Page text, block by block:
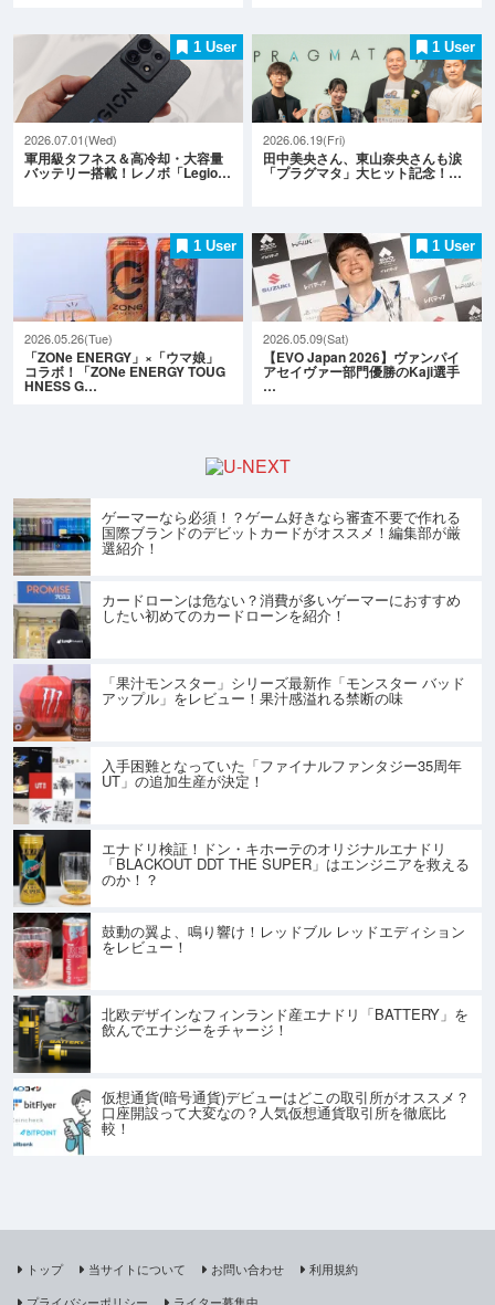
1 User
2026.07.01(Wed)
軍用級タフネス＆高冷却・大容量
バッテリー搭載！レノボ「Legio…
1 User
2026.06.19(Fri)
田中美央さん、東山奈央さんも涙
「プラグマタ」大ヒット記念！…
1 User
2026.05.26(Tue)
「ZONe ENERGY」×「ウマ娘」
コラボ！「ZONe ENERGY TOUG
HNESS G…
1 User
2026.05.09(Sat)
【EVO Japan 2026】ヴァンパイ
アセイヴァー部門優勝のKaji選手
…
ゲーマーなら必須！？ゲーム好きなら審査不要で作れる
国際ブランドのデビットカードがオススメ！編集部が厳
選紹介！
カードローンは危ない？消費が多いゲーマーにおすすめ
したい初めてのカードローンを紹介！
「果汁モンスター」シリーズ最新作「モンスター バッド
アップル」をレビュー！果汁感溢れる禁断の味
入手困難となっていた「ファイナルファンタジー35周年
UT」の追加生産が決定！
エナドリ検証！ドン・キホーテのオリジナルエナドリ
「BLACKOUT DDT THE SUPER」はエンジニアを救える
のか！？
鼓動の翼よ、鳴り響け！レッドブル レッドエディション
をレビュー！
北欧デザインなフィンランド産エナドリ「BATTERY」を
飲んでエナジーをチャージ！
仮想通貨(暗号通貨)デビューはどこの取引所がオススメ？
口座開設って大変なの？人気仮想通貨取引所を徹底比
較！
トップ 当サイトについて お問い合わせ
利用規約